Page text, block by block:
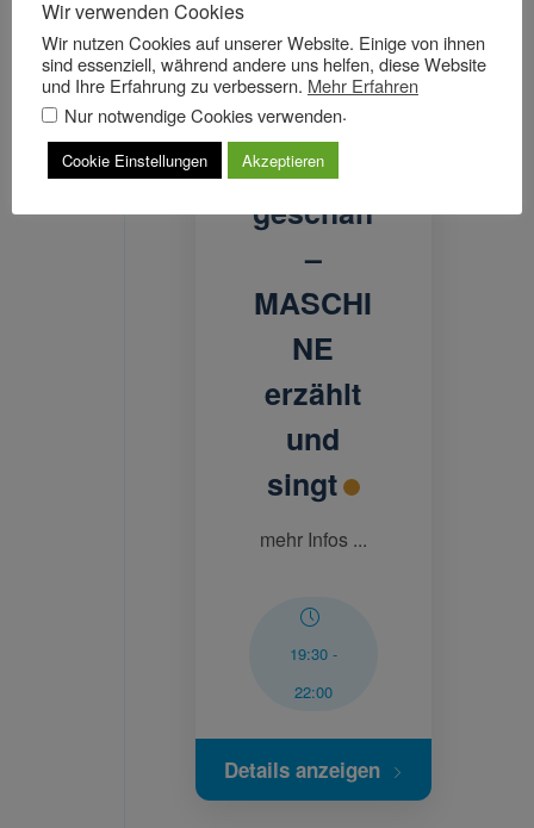
MASCHI
NE BIRR
// Was
bisher
geschah
–
MASCHI
NE
erzählt
und
singt
mehr Infos ...
19:30-
22:00
Details anzeigen
Wir verwenden Cookies
Wir nutzen Cookies auf unserer Website. Einige von ihnen
sind essenziell, während andere uns helfen, diese Website
und Ihre Erfahrung zu verbessern. Mehr Erfahren
Nur notwendige Cookies verwenden.
Cookie Einstellungen Akzeptieren